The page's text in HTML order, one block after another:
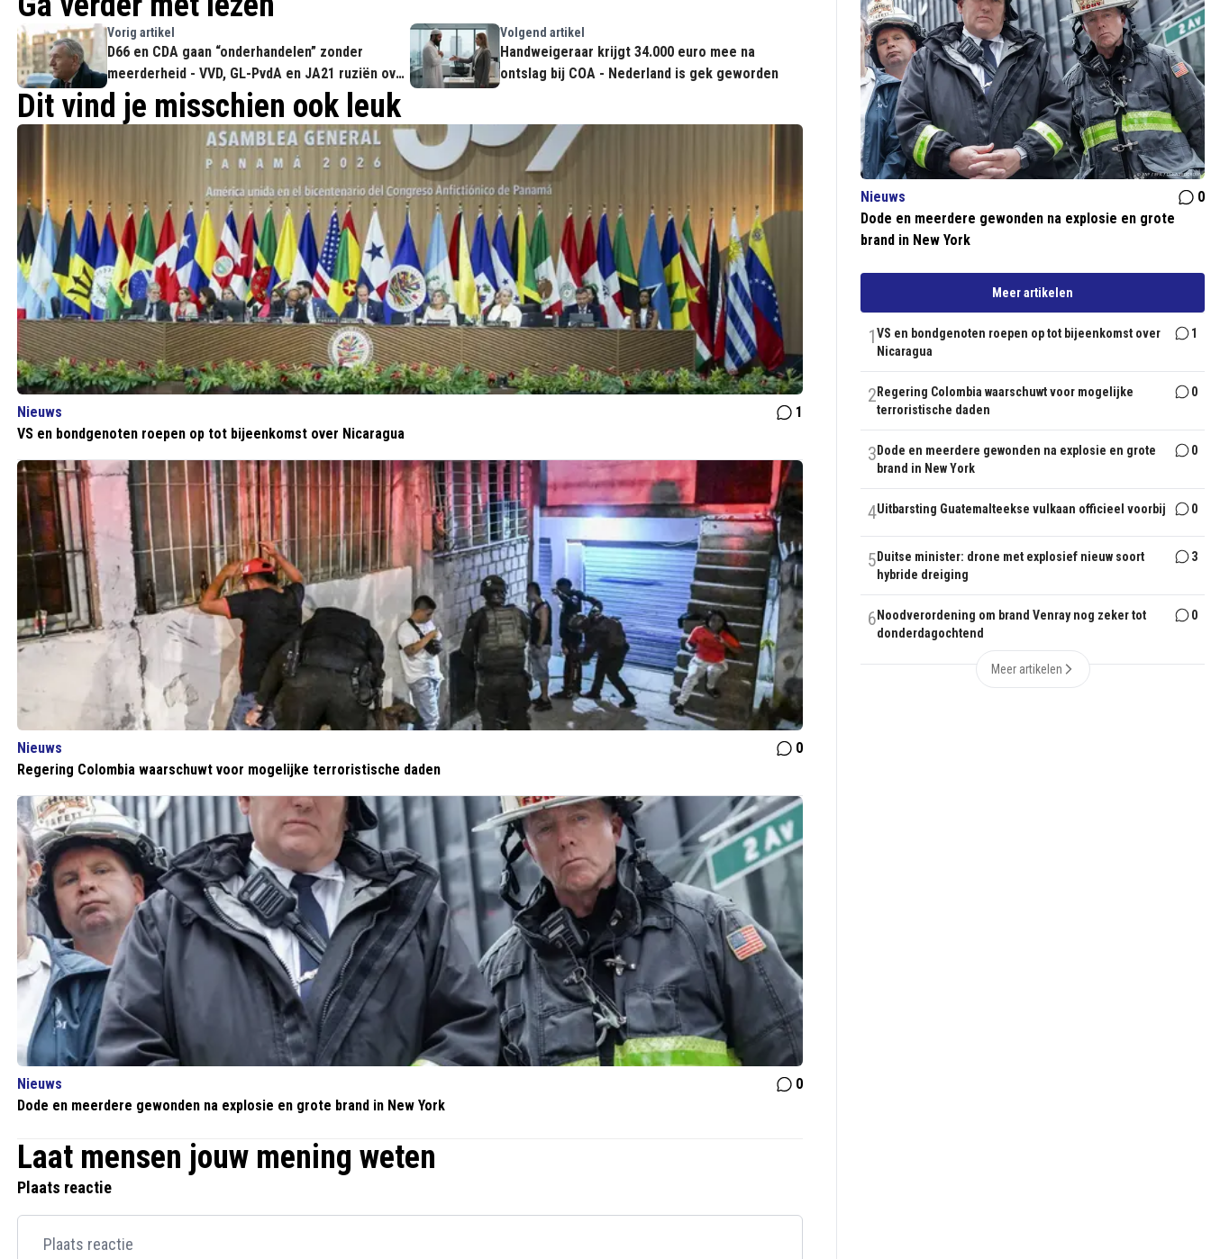
Vorig artikel
D66 en CDA gaan “onderhandelen” zonder
meerderheid - VVD, GL-PvdA en JA21 ruziën over
stoelen
Volgend artikel
Handweigeraar krijgt 34.000 euro mee na
ontslag bij COA - Nederland is gek geworden
Dit vind je misschien ook leuk
Nieuws
1
VS en bondgenoten roepen op tot bijeenkomst over Nicaragua
Nieuws
0
Regering Colombia waarschuwt voor mogelijke terroristische daden
Nieuws
0
Dode en meerdere gewonden na explosie en grote brand in New York
Laat mensen jouw mening weten
Plaats reactie
Nieuws
0
Dode en meerdere gewonden na explosie en grote
brand in New York
Meer artikelen
1VS en bondgenoten roepen op tot bijeenkomst over
Nicaragua
1
2 Regering Colombia waarschuwt voor mogelijke
terroristische daden
0
3 Dode en meerdere gewonden na explosie en grote
brand in New York
0
4Uitbarsting Guatemalteekse vulkaan officieel voorbij 0
5 Duitse minister: drone met explosief nieuw soort
hybride dreiging
3
6 Noodverordening om brand Venray nog zeker tot
donderdagochtend
0
Meer artikelen